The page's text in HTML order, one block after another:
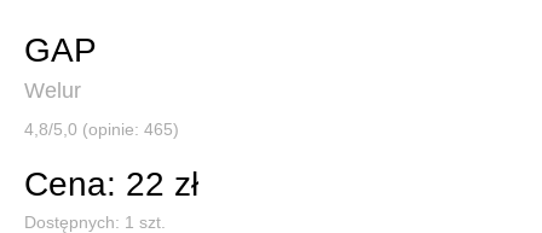
GAP
Welur
4,8/5,0 (opinie: 465)
Cena: 22 zł
Dostępnych: 1 szt.